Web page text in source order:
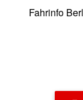
Fahrinfo